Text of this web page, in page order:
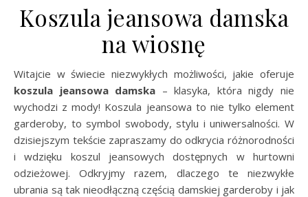
Koszula jeansowa damska
na wiosnę
Witajcie w świecie niezwykłych możliwości, jakie oferuje
koszula jeansowa damska – klasyka, która nigdy nie
wychodzi z mody! Koszula jeansowa to nie tylko element
garderoby, to symbol swobody, stylu i uniwersalności. W
dzisiejszym tekście zapraszamy do odkrycia różnorodności
i wdzięku koszul jeansowych dostępnych w hurtowni
odzieżowej. Odkryjmy razem, dlaczego te niezwykłe
ubrania są tak nieodłączną częścią damskiej garderoby i jak